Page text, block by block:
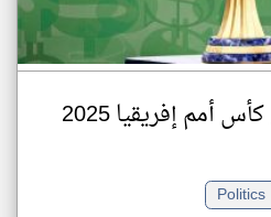
أمم إفريقيا 2025
Politics